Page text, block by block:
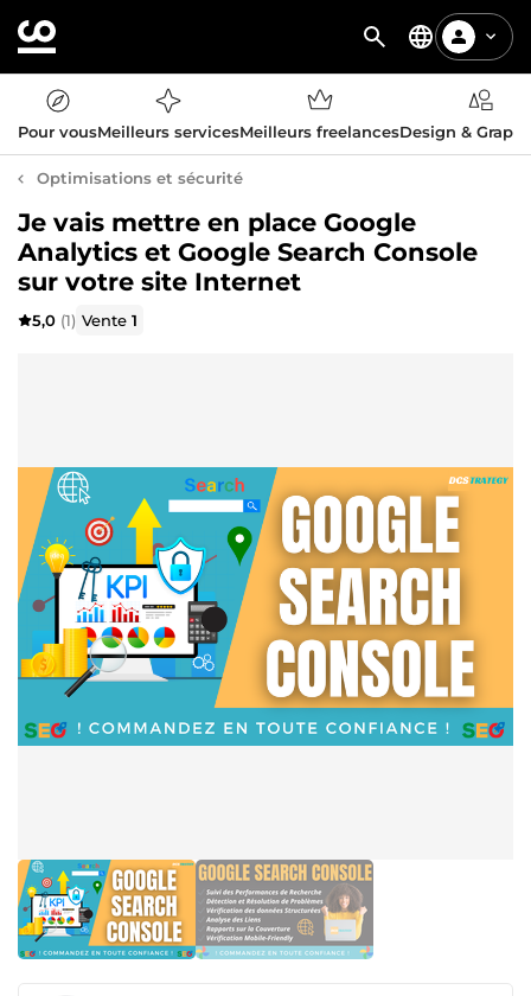
Pour vousMeilleurs servicesMeilleurs freelancesDesign &
Optimisations et sécurité
Je vais mettre en place Google
Analytics et Google Search Console
sur votre site Internet
5,0 (1) Vente1